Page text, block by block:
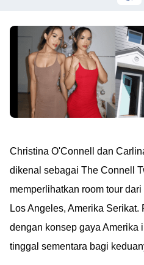
Christina O'Connell dan
dikenal sebagai The Connell
memperlihatkan room tour
Los Angeles, Amerika
dengan konsep gaya Amerika
tinggal sementara bagi